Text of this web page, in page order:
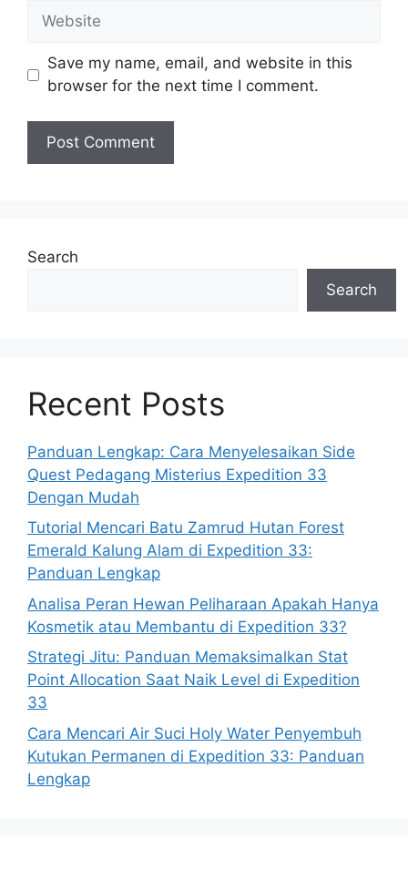
Website
Save my name, email, and website in this
browser for the next time I comment.
Search
Search
Recent Posts
Panduan Lengkap: Cara Menyelesaikan Side
Quest Pedagang Misterius Expedition 33
Dengan Mudah
Tutorial Mencari Batu Zamrud Hutan Forest
Emerald Kalung Alam di Expedition 33:
Panduan Lengkap
Analisa Peran Hewan Peliharaan Apakah Hanya
Kosmetik atau Membantu di Expedition 33?
Strategi Jitu: Panduan Memaksimalkan Stat
Point Allocation Saat Naik Level di Expedition
33
Cara Mencari Air Suci Holy Water Penyembuh
Kutukan Permanen di Expedition 33: Panduan
Lengkap